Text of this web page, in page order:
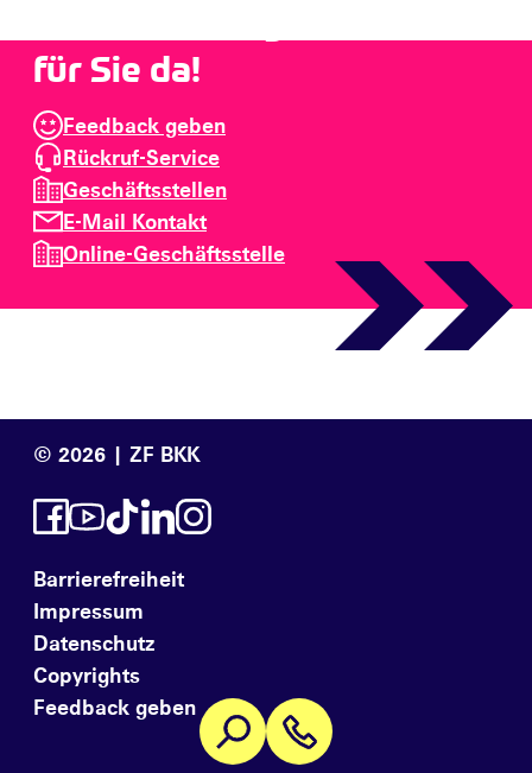
für Sie da!
Feedback geben
Rückruf-Service
Geschäftsstellen
E-Mail Kontakt
Online-Geschäftsstelle
© 2026 | ZF BKK
Barrierefreiheit
Impressum
Datenschutz
Copyrights
Feedback geben